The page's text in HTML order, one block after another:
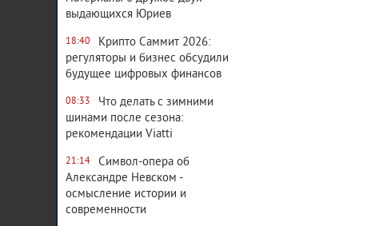
выдающихся Юриев
18:40
Крипто Саммит 2026:
регуляторы и бизнес обсудили
будущее цифровых финансов
08:33
Что делать с зимними
шинами после сезона:
рекомендации Viatti
21:14
Символ-опера об
Александре Невском -
осмысление истории и
современности